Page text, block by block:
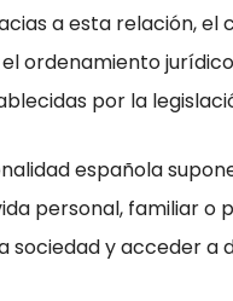
a esta relación, el
ordenamiento
por la
española
personal, familiar o
sociedad y acceder a